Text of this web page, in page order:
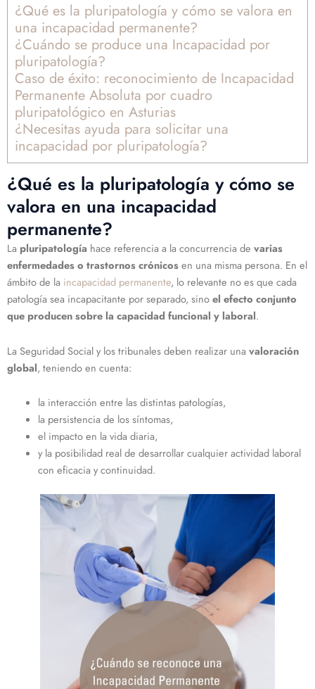
¿Qué es la pluripatología y cómo se valora en
una incapacidad permanente?
¿Cuándo se produce una Incapacidad por
pluripatología?
Caso de éxito: reconocimiento de Incapacidad
Permanente Absoluta por cuadro
pluripatológico en Asturias
¿Necesitas ayuda para solicitar una
incapacidad por pluripatología?
¿Qué es la pluripatología y cómo se
valora en una incapacidad
permanente?
La pluripatología hace referencia a la concurrencia de varias
enfermedades o trastornos crónicosen una misma persona. En el
ámbito de la incapacidad permanente, lo relevante no es que cada
patología sea incapacitante por separado, sinoel efecto conjunto
que producen sobre la capacidad funcional y laboral.
La Seguridad Social y los tribunales deben realizar una valoración
global, teniendo en cuenta:
la interacción entre las distintas patologías,
la persistencia de los síntomas,
el impacto en la vida diaria,
y la posibilidad real de desarrollar cualquier actividad laboral
con eficacia y continuidad.